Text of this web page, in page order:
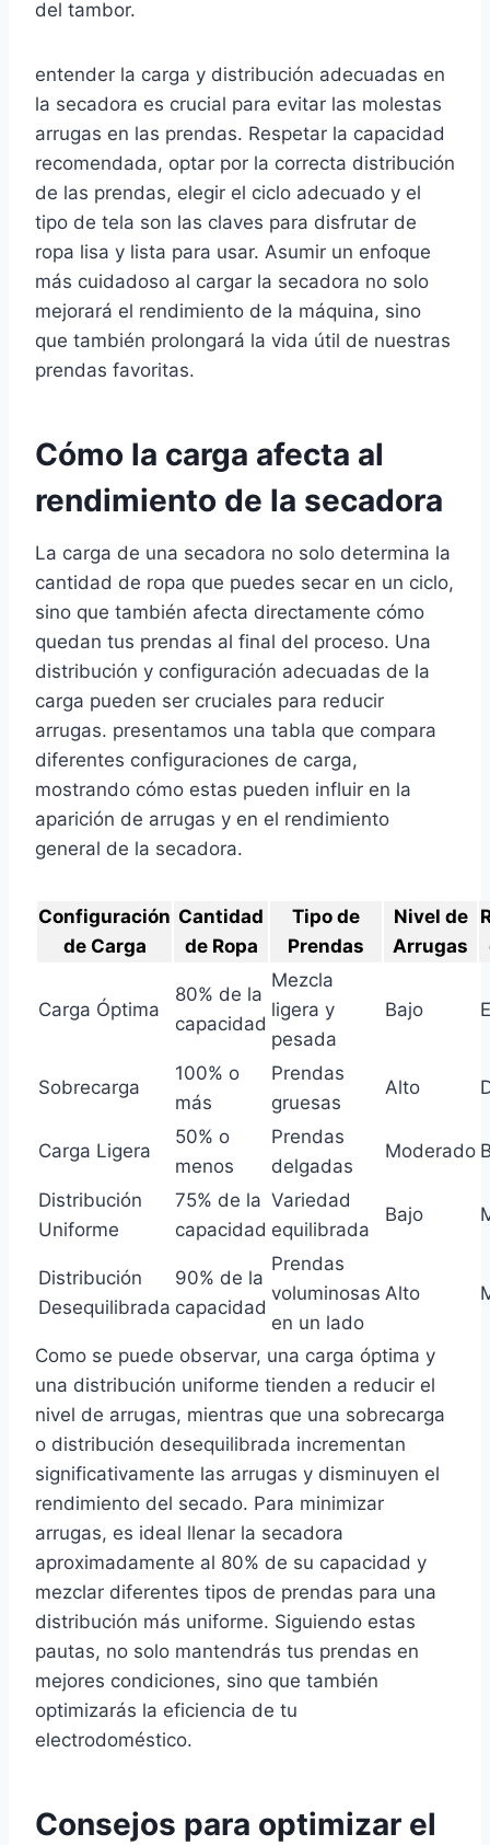
del tambor.
entender la carga y distribución adecuadas en
la secadora es crucial para evitar las molestas
arrugas en las prendas. Respetar la capacidad
recomendada, optar por la correcta distribución
de las prendas, elegir el ciclo adecuado y el
tipo de tela son las claves para disfrutar de
ropa lisa y lista para usar. Asumir un enfoque
más cuidadoso al cargar la secadora no solo
mejorará el rendimiento de la máquina, sino
que también prolongará la vida útil de nuestras
prendas favoritas.
Cómo la carga afecta al
rendimiento de la secadora
La carga de una secadora no solo determina la
cantidad de ropa que puedes secar en un ciclo,
sino que también afecta directamente cómo
quedan tus prendas al final del proceso. Una
distribución y configuración adecuadas de la
carga pueden ser cruciales para reducir
arrugas. presentamos una tabla que compara
diferentes configuraciones de carga,
mostrando cómo estas pueden influir en la
aparición de arrugas y en el rendimiento
general de la secadora.
Configuración
de Carga
Cantidad
de Ropa
Tipo de
Prendas
Nivel de
Arrugas
Carga Óptima
80% de la
capacidad
Mezcla
ligera y
pesada
Bajo
Sobrecarga
100% o
más
Prendas
gruesas
Alto
Carga Ligera
50% o
menos
Prendas
delgadas
Moderado
Distribución
Uniforme
75% de la
capacidad
Variedad
equilibrada
Bajo
Distribución
Desequilibrada
90% de la
capacidad
Prendas
voluminosas
en un lado
Alto
Como se puede observar, una carga óptima y
una distribución uniforme tienden a reducir el
nivel de arrugas, mientras que una sobrecarga
o distribución desequilibrada incrementan
significativamente las arrugas y disminuyen el
rendimiento del secado. Para minimizar
arrugas, es ideal llenar la secadora
aproximadamente al 80% de su capacidad y
mezclar diferentes tipos de prendas para una
distribución más uniforme. Siguiendo estas
pautas, no solo mantendrás tus prendas en
mejores condiciones, sino que también
optimizarás la eficiencia de tu
electrodoméstico.
Consejos para optimizar el